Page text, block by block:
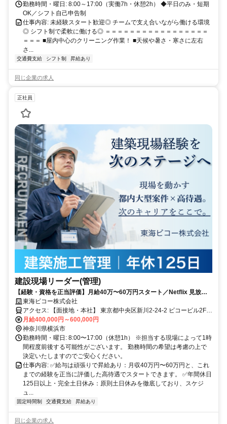
勤務時間・曜日: 8:00～17:00（実働7h・休憩2h） ◆平日のみ・短期
OK／シフト自己申告制
仕事内容: 未経験スタート歓迎◎ チームで支え合いながら働ける環境
◎ シフト制で柔軟に働ける◎ ＝＝＝＝＝＝＝＝＝＝＝＝＝＝＝＝＝
＝＝＝ ■屋内中心のクリーニング作業！ ■天候や暑さ・寒さに左右
さ...
交通費支給 シフト制 昇給あり
同じ企業の求人
正社員
建設現場リーダー(管理)
【経験・資格を正当評価】月給40万〜60万円スタート／Netflix 見放題
など、独自の福利厚生をご用意
東海ビコー株式会社
アクセス: 【面接地・本社】 東京都中央区新川2-24-2 ビコービル2F
（最寄駅：東京メトロ日比谷線・JR京葉線「八丁堀駅」、東京メト
ロ東西線・日比谷線「茅場町駅」など） ※実際の勤務地は都内中心
の各現場（直行直帰OK）となります。
月給400,000円～600,000円
神奈川県横浜市
勤務時間・曜日: 8:00〜17:00（休憩1h） ※担当する現場によって1時
間程度前後する可能性がございます。 勤務時間の希望は考慮の上で
決定いたしますのでご安心ください。
仕事内容: ✅給与は頑張りで昇給あり：月収40万円〜60万円と、これ
までの経験を正当に評価した高待遇でスタートできます。 ✅年間休日
125日以上・完全土日休み：原則土日休みを徹底しており、スケジ
ュ...
固定時間制 交通費支給 昇給あり
同じ企業の求人